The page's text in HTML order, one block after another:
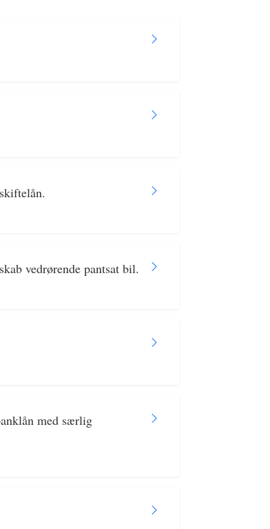
vedrørende pantsat bil.
med særlig